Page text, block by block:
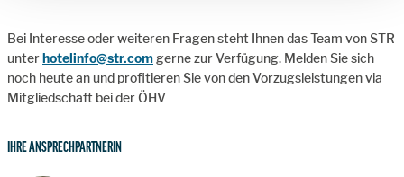
Bei Interesse oder weiteren Fragen steht Ihnen das Team von STR
unterhotelinfo@str.com gerne zur Verfügung. Melden Sie sich
noch heute an und profitieren Sie von den Vorzugsleistungen via
Mitgliedschaft bei der ÖHV
IHRE ANSPRECHPARTNERIN